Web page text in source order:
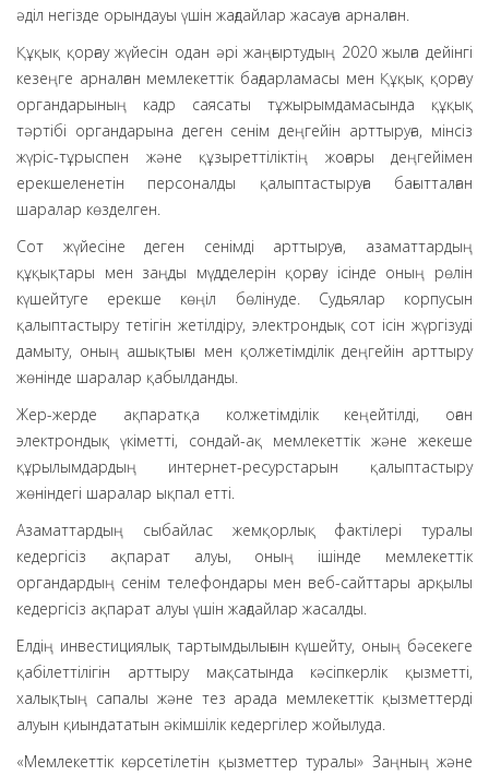
әділ негізде орындауы үшін жағдайлар жасауға арналған.
Құқық қорғау жүйесін одан әрі жаңғыртудың 2020 жылға дейінгі
кезеңге арналған мемлекеттік бағдарламасы мен Құқық қорғау
органдарының кадр саясаты тұжырымдамасында құқық
тәртібі органдарына деген сенім деңгейін арттыруға, мінсіз
жүріс-тұрыспен және құзыреттіліктің жоғары деңгейімен
ерекшеленетін персоналды қалыптастыруға бағытталған
шаралар көзделген.
Сот жүйесіне деген сенімді арттыруға, азаматтардың
құқықтары мен заңды мүдделерін қорғау ісінде оның рөлін
күшейтуге ерекше көңіл бөлінуде. Судьялар корпусын
қалыптастыру тетігін жетілдіру, электрондық сот ісін жүргізуді
дамыту, оның ашықтығы мен қолжетімділік деңгейін арттыру
жөнінде шаралар қабылданды.
Жер-жерде ақпаратқа колжетімділік кеңейтілді, оған
электрондық үкіметті, сондай-ақ мемлекеттік және жекеше
құрылымдардың интернет-ресурстарын қалыптастыру
жөніндегі шаралар ықпал етті.
Азаматтардың сыбайлас жемқорлық фактілері туралы
кедергісіз ақпарат алуы, оның ішінде мемлекеттік
органдардың сенім телефондары мен веб-сайттары арқылы
кедергісіз ақпарат алуы үшін жағдайлар жасалды.
Елдің инвестициялық тартымдылығын күшейту, оның бәсекеге
қабілеттілігін арттыру мақсатында кәсіпкерлік қызметті,
халықтың сапалы және тез арада мемлекеттік қызметтерді
алуын қиындататын әкімшілік кедергілер жойылуда.
«Мемлекеттік көрсетілетін қызметтер туралы» Заңның және